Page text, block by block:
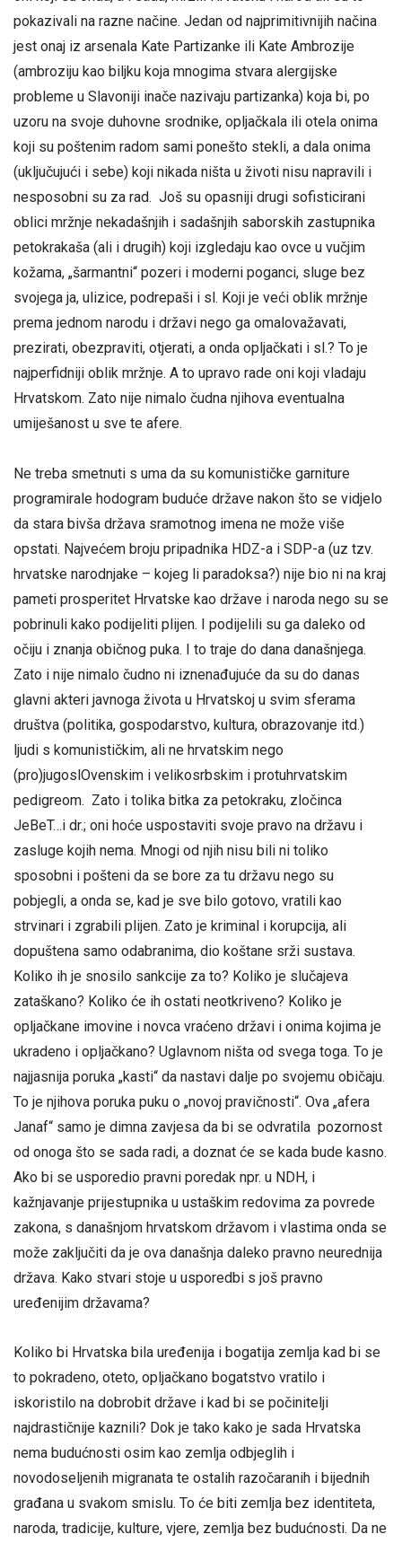
pokazivali na razne načine. Jedan od najprimitivnijih načina
jest onaj iz arsenala Kate Partizanke ili Kate Ambrozije
(ambroziju kao biljku koja mnogima stvara alergijske
probleme u Slavoniji inače nazivaju partizanka) koja bi, po
uzoru na svoje duhovne srodnike, opljačkala ili otela onima
koji su poštenim radom sami ponešto stekli, a dala onima
(uključujući i sebe) koji nikada ništa u životi nisu napravili i
nesposobni su za rad. Još su opasniji drugi sofisticirani
oblici mržnje nekadašnjih i sadašnjih saborskih zastupnika
petokrakaša (ali i drugih) koji izgledaju kao ovce u vučjim
kožama, „šarmantni“ pozeri i moderni poganci, sluge bez
svojega ja, ulizice, podrepaši i sl. Koji je veći oblik mržnje
prema jednom narodu i državi nego ga omalovažavati,
prezirati, obezpraviti, otjerati, a onda opljačkati i sl.? To je
najperfidniji oblik mržnje. A to upravo rade oni koji vladaju
Hrvatskom. Zato nije nimalo čudna njihova eventualna
umiješanost u sve te afere.
Ne treba smetnuti s uma da su komunističke garniture
programirale hodogram buduće države nakon što se vidjelo
da stara bivša država sramotnog imena ne može više
opstati. Najvećem broju pripadnika HDZ-a i SDP-a (uz tzv.
hrvatske narodnjake – kojeg li paradoksa?) nije bio ni na kraj
pameti prosperitet Hrvatske kao države i naroda nego su se
pobrinuli kako podijeliti plijen. I podijelili su ga daleko od
očiju i znanja običnog puka. I to traje do dana današnjega.
Zato i nije nimalo čudno ni iznenađujuće da su do danas
glavni akteri javnoga života u Hrvatskoj u svim sferama
društva (politika, gospodarstvo, kultura, obrazovanje itd.)
ljudi s komunističkim, ali ne hrvatskim nego
(pro)jugoslOvenskim i velikosrbskim i protuhrvatskim
pedigreom. Zato i tolika bitka za petokraku, zločinca
JeBeT…i dr.; oni hoće uspostaviti svoje pravo na državu i
zasluge kojih nema. Mnogi od njih nisu bili ni toliko
sposobni i pošteni da se bore za tu državu nego su
pobjegli, a onda se, kad je sve bilo gotovo, vratili kao
strvinari i zgrabili plijen. Zato je kriminal i korupcija, ali
dopuštena samo odabranima, dio koštane srži sustava.
Koliko ih je snosilo sankcije za to? Koliko je slučajeva
zataškano? Koliko će ih ostati neotkriveno? Koliko je
opljačkane imovine i novca vraćeno državi i onima kojima je
ukradeno i opljačkano? Uglavnom ništa od svega toga. To je
najjasnija poruka „kasti“ da nastavi dalje po svojemu običaju.
To je njihova poruka puku o „novoj pravičnosti“. Ova „afera
Janaf“ samo je dimna zavjesa da bi se odvratila pozornost
od onoga što se sada radi, a doznat će se kada bude kasno.
Ako bi se usporedio pravni poredak npr. u NDH, i
kažnjavanje prijestupnika u ustaškim redovima za povrede
zakona, s današnjom hrvatskom državom i vlastima onda se
može zaključiti da je ova današnja daleko pravno neurednija
država. Kako stvari stoje u usporedbi s još pravno
uređenijim državama?
Koliko bi Hrvatska bila uređenija i bogatija zemlja kad bi se
to pokradeno, oteto, opljačkano bogatstvo vratilo i
iskoristilo na dobrobit države i kad bi se počinitelji
najdrastičnije kaznili? Dok je tako kako je sada Hrvatska
nema budućnosti osim kao zemlja odbjeglih i
novodoseljenih migranata te ostalih razočaranih i bijednih
građana u svakom smislu. To će biti zemlja bez identiteta,
naroda, tradicije, kulture, vjere, zemlja bez budućnosti. Da ne